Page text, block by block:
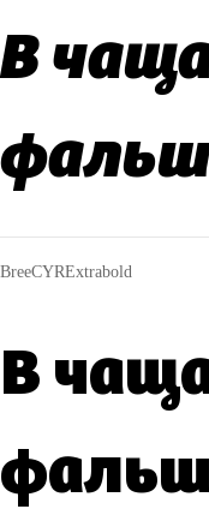
В
BreeCYRExtrabold
В